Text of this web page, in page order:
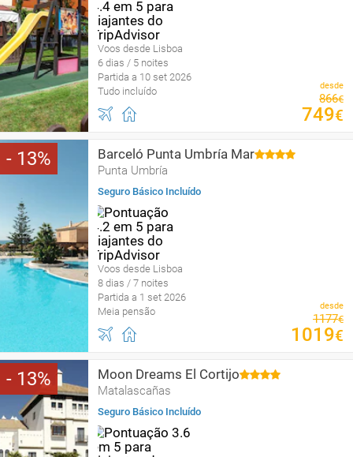
Voos desde Lisboa
6 dias / 5 noites
Partida a 10 set 2026
Tudo incluído
desde
866€
749€
13 Barceló Punta Umbría Mar
Punta Umbría
Seguro Básico Incluído
Voos desde Lisboa
8 dias / 7 noites
Partida a 1 set 2026
Meia pensão
desde
1177€
1019€
13 Moon Dreams El Cortijo
Matalascañas
Seguro Básico Incluído